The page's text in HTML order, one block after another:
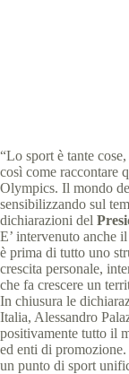
“Lo sport è tante
così come raccontare
Olympics. Il mondo
sensibilizzando sul
dichiarazioni del
E’ intervenuto anche il
è prima di tutto uno
crescita personale,
che fa crescere un
In chiusura le
Italia, Alessandro
positivamente tutto il
ed enti di promozione.
un punto di sport